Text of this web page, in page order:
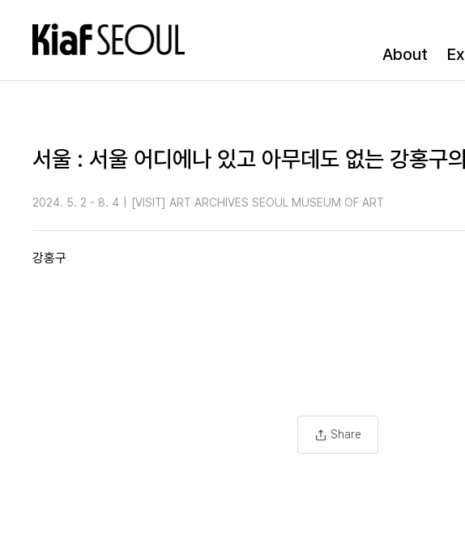
About
서울 : 서울 어디에나 있고 아무데도 없는 강홍구
2024. 5. 2 - 8. 4 [VISIT] ART ARCHIVES SEOUL MUSEUM OF ART
강홍구
Share